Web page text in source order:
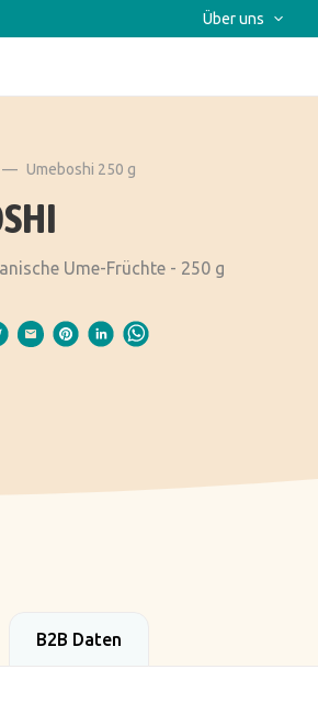
Über uns
Umeboshi 250 g
Ume-Früchte - 250 g
B2B Daten